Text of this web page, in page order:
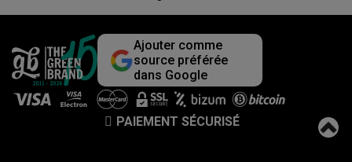
Ajouter comme
source préférée
dans Google
PAIEMENT SÉCURISÉ